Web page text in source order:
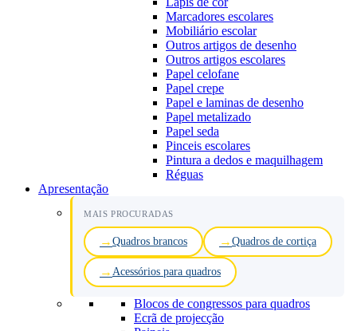
Marcadores escolares
Mobiliário escolar
Outros artigos de desenho
Outros artigos escolares
Papel celofane
Papel crepe
Papel e laminas de desenho
Papel metalizado
Papel seda
Pinceis escolares
Pintura a dedos e maquilhagem
Réguas
Apresentação
MAIS PROCURADAS
Quadros brancos Quadros de cortiça
Acessórios para quadros
Blocos de congressos para quadros
Ecrã de projecção